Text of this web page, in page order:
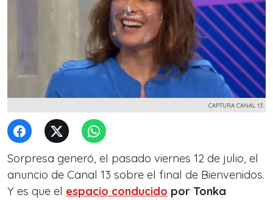
CAPTURA CANAL 13
Sorpresa generó, el pasado viernes 12 de julio, el
anuncio de Canal 13 sobre el final de Bienvenidos.
Y es que el espacio conducido por Tonka